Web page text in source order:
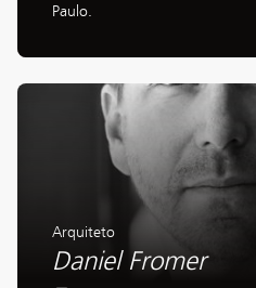
Paulo.
Arquiteto
Daniel Fromer